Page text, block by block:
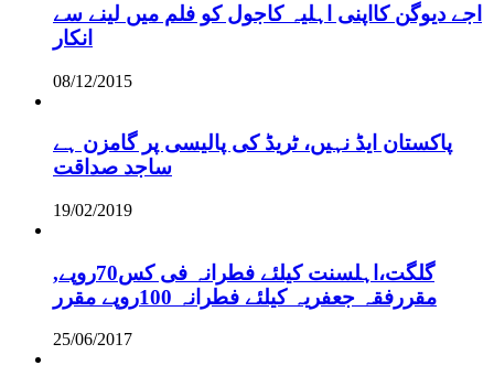
اجے دیوگن کااپنی اہلیہ کاجول کو فلم میں لینے سے
انکار
08/12/2015
پاکستان ایڈ نہیں، ٹریڈ کی پالیسی پر گامزن ہے
ساجد صداقت
19/02/2019
,گلگت،اہلسنت کیلئے فطرانہ فی کس70روپے
مقررفقہ جعفریہ کیلئے فطرانہ 100روپے مقرر
25/06/2017